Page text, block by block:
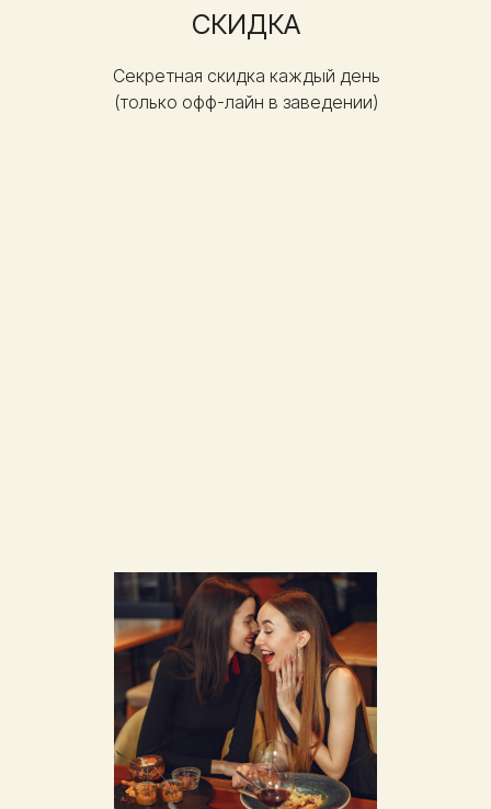
СКИДКА
Секретная скидка каждый день
(только офф-лайн в заведении)